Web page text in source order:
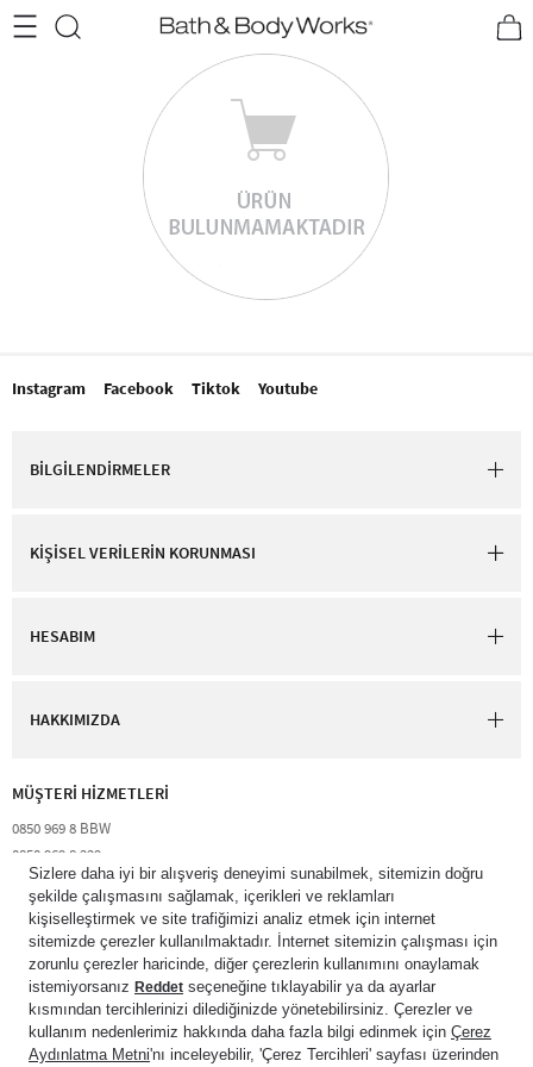
•2200₺ ve Üzeri Kargo Ücretsiz!• *Promosyon Detayları
Instagram Facebook Tiktok Youtube
BİLGİLENDİRMELER
KİŞİSEL VERİLERİN KORUNMASI
HESABIM
HAKKIMIZDA
MÜŞTERİ HİZMETLERİ​
0850 969 8 BBW​
0850 969 8 229​​
destek@bathandbodyworks.com.tr
Resmi tatiller hariç hafta içi 09:00 – 18:00 saatleri arası​
© 2026 Bath & Body Works Direct Inc. Shaya Mağazacılık A.Ş. Franchise
lisansı aracılığıyla işletilen ticari markasıdır. Her hakkı saklıdır.